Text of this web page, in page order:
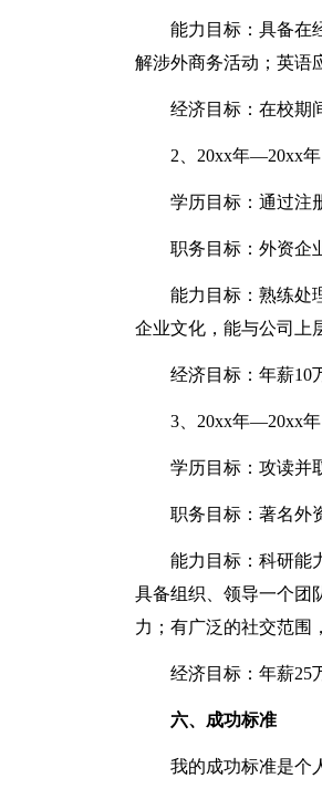
能力目标：具备在
解涉外商务活动；英语
经济目标：在校期
2、20xx年—20xx年
学历目标：通过注
职务目标：外资企
能力目标：熟练处
企业文化，能与公司上
经济目标：年薪10
3、20xx年—20xx年
学历目标：攻读并
职务目标：著名外
能力目标：科研能
具备组织、领导一个团
力；有广泛的社交范围
经济目标：年薪25
六、成功标准
我的成功标准是个